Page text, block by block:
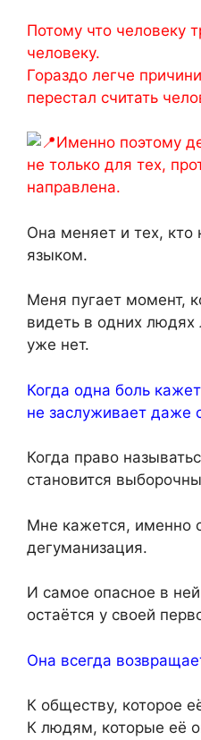
Потому что человеку
человеку.
Гораздо легче
перестал считать
Именно поэтому
не только для тех,
направлена.
Она меняет и тех, кто
языком.
Меня пугает момент,
видеть в одних
уже нет.
Когда одна боль
не заслуживает даже
Когда право
становится
Мне кажется, именно
дегуманизация.
И самое опасное в
остаётся у своей
Она всегда
К обществу, которое
К людям, которые её